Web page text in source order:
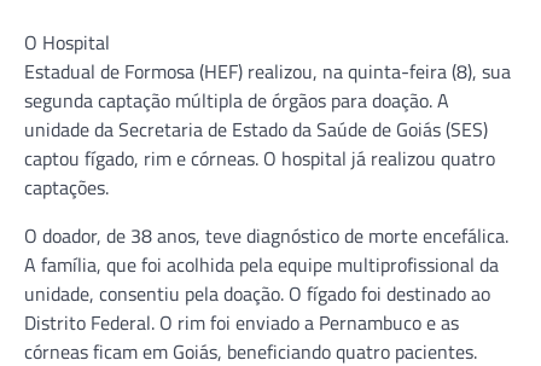
O Hospital
Estadual de Formosa (HEF) realizou, na quinta-feira (8), sua
segunda captação múltipla de órgãos para doação. A
unidade da Secretaria de Estado da Saúde de Goiás (SES)
captou fígado, rim e córneas. O hospital já realizou quatro
captações.
O doador, de 38 anos, teve diagnóstico de morte encefálica.
A família, que foi acolhida pela equipe multiprofissional da
unidade, consentiu pela doação. O fígado foi destinado ao
Distrito Federal. O rim foi enviado a Pernambuco e as
córneas ficam em Goiás, beneficiando quatro pacientes.